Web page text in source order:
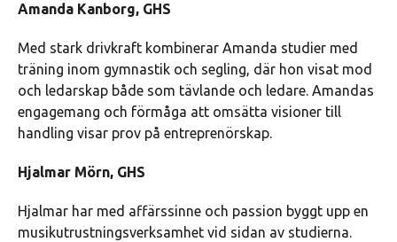
Amanda Kanborg, GHS
Med stark drivkraft kombinerar Amanda studier med
träning inom gymnastik och segling, där hon visat mod
och ledarskap både som tävlande och ledare. Amandas
engagemang och förmåga att omsätta visioner till
handling visar prov på entreprenörskap.
Hjalmar Mörn, GHS
Hjalmar har med affärssinne och passion byggt upp en
musikutrustningsverksamhet vid sidan av studierna.